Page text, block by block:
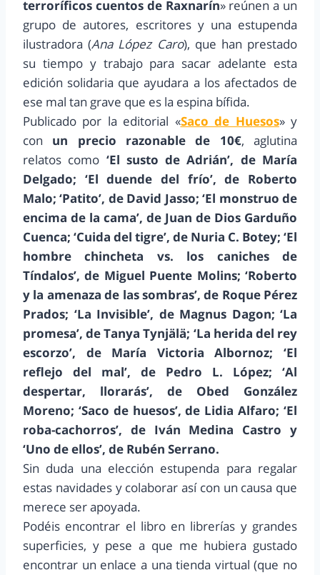
terroríficos cuentos de Raxnarín» reúnen a un
grupo de autores, escritores y una estupenda
ilustradora (Ana López Caro), que han prestado
su tiempo y trabajo para sacar adelante esta
edición solidaria que ayudara a los afectados de
ese mal tan grave que es la espina bífida.
Publicado por la editorial «Saco de Huesos» y
con un precio razonable de 10€, aglutina
relatos como ‘El susto de Adrián’, de María
Delgado; ‘El duende del frío’, de Roberto
Malo; ‘Patito’, de David Jasso; ‘El monstruo de
encima de la cama’, de Juan de Dios Garduño
Cuenca; ‘Cuida del tigre’, de Nuria C. Botey; ‘El
hombre chincheta vs. los caniches de
Tíndalos’, de Miguel Puente Molins; ‘Roberto
y la amenaza de las sombras’, de Roque Pérez
Prados; ‘La Invisible’, de Magnus Dagon; ‘La
promesa’, de Tanya Tynjälä; ‘La herida del rey
escorzo’, de María Victoria Albornoz; ‘El
reflejo del mal’, de Pedro L. López; ‘Al
despertar, llorarás’, de Obed González
Moreno; ‘Saco de huesos’, de Lidia Alfaro; ‘El
roba-cachorros’, de Iván Medina Castro y
‘Uno de ellos’, de Rubén Serrano.
Sin duda una elección estupenda para regalar
estas navidades y colaborar así con un causa que
merece ser apoyada.
Podéis encontrar el libro en librerías y grandes
superficies, y pese a que me hubiera gustado
encontrar un enlace a una tienda virtual (que no